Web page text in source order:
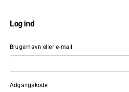
Log ind
Brugernavn eller e-mail
Adgangskode